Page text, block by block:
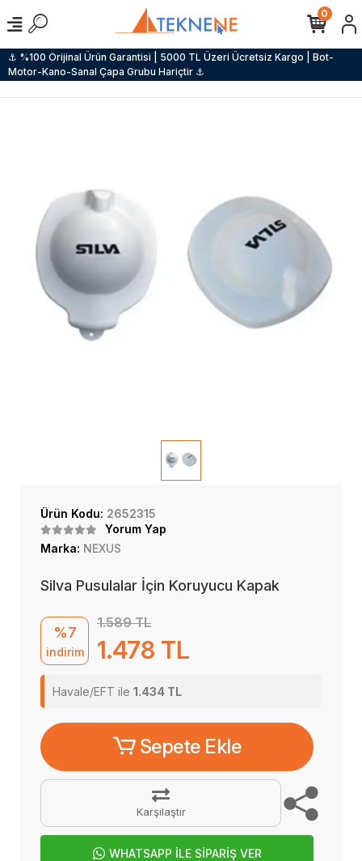
⚓ %100 Orijinal Ürün Garantisi | 5000 TL Üzeri Ücretsiz Kargo | Bot-
Motor-Kano-Sanal Çapa Grubu Hariçtir ⚓
0
Ürün Kodu: 2652315
Yorum Yap
Marka: NEXUS
Silva Pusulalar İçin Koruyucu Kapak
%7
indirim
1.589 TL
1.478 TL
Havale/EFT ile 1.434 TL
Sepete Ekle
Karşılaştır
WHATSAPP İLE SİPARİŞ VER